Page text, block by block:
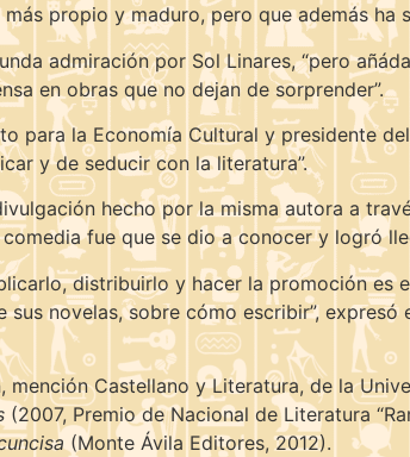
propio y maduro, pero que además ha
admiración por Sol Linares, “pero
en obras que no dejan de sorprender”.
para la Economía Cultural y presidente
y de seducir con la literatura”.
hecho por la misma autora a
fue que se dio a conocer y logró
distribuirlo y hacer la promoción es
novelas, sobre cómo escribir”,
mención Castellano y Literatura, de la
(2007, Premio de Nacional de Literatura
(Monte Ávila Editores, 2012).